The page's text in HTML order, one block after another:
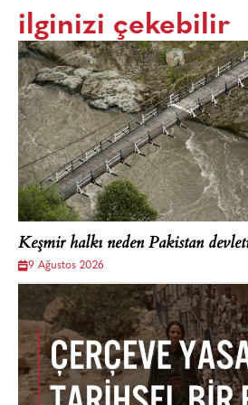
ilginizi çekebilir
Keşmir halkı neden Pakistan
9 Ağustos 2026